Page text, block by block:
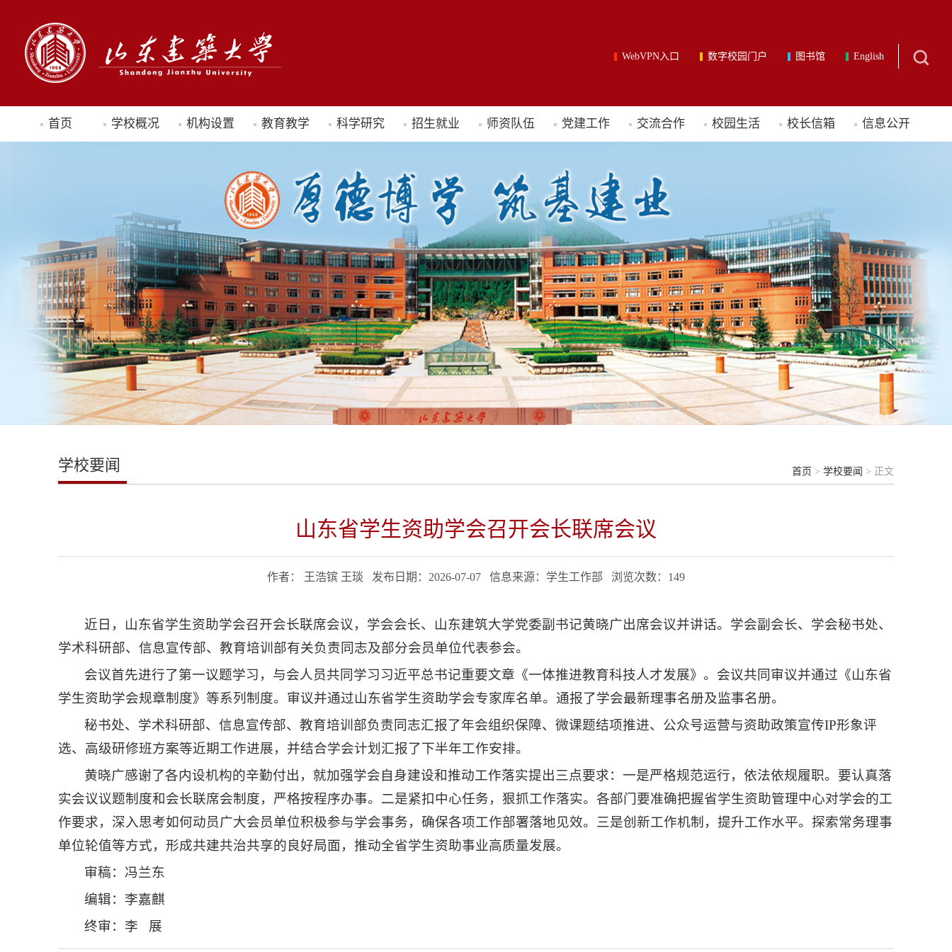
WebVPN入口 数字校园门户 图书馆 English
首页 学校概况 机构设置 教育教学 科学研究 招生就业 师资队伍 党建工作 交流合作 校园生活 校长信箱 信息公开
学校要闻 首页 > 学校要闻 > 正文
山东省学生资助学会召开会长联席会议
作者：​ 王浩镔 王琰 发布日期：2026-07-07 信息来源：学生工作部 浏览次数： 149
近日，山东省学生资助学会召开会长联席会议，学会会长、山东建筑大学党委副书记黄晓广出席会议并讲话。学会副会长、学会秘书处、
学术科研部、信息宣传部、教育培训部有关负责同志及部分会员单位代表参会。
会议首先进行了第一议题学习，与会人员共同学习习近平总书记重要文章《一体推进教育科技人才发展》。会议共同审议并通过《山东省
学生资助学会规章制度》等系列制度。审议并通过山东省学生资助学会专家库名单。通报了学会最新理事名册及监事名册。
秘书处、学术科研部、信息宣传部、教育培训部负责同志汇报了年会组织保障、微课题结项推进、公众号运营与资助政策宣传IP形象评
选、高级研修班方案等近期工作进展，并结合学会计划汇报了下半年工作安排。
黄晓广感谢了各内设机构的辛勤付出，就加强学会自身建设和推动工作落实提出三点要求：一是严格规范运行，依法依规履职。要认真落
实会议议题制度和会长联席会制度，严格按程序办事。二是紧扣中心任务，狠抓工作落实。各部门要准确把握省学生资助管理中心对学会的工
作要求，深入思考如何动员广大会员单位积极参与学会事务，确保各项工作部署落地见效。三是创新工作机制，提升工作水平。探索常务理事
单位轮值等方式，形成共建共治共享的良好局面，推动全省学生资助事业高质量发展。
审稿：冯兰东
编辑：李嘉麒
终审：李 展